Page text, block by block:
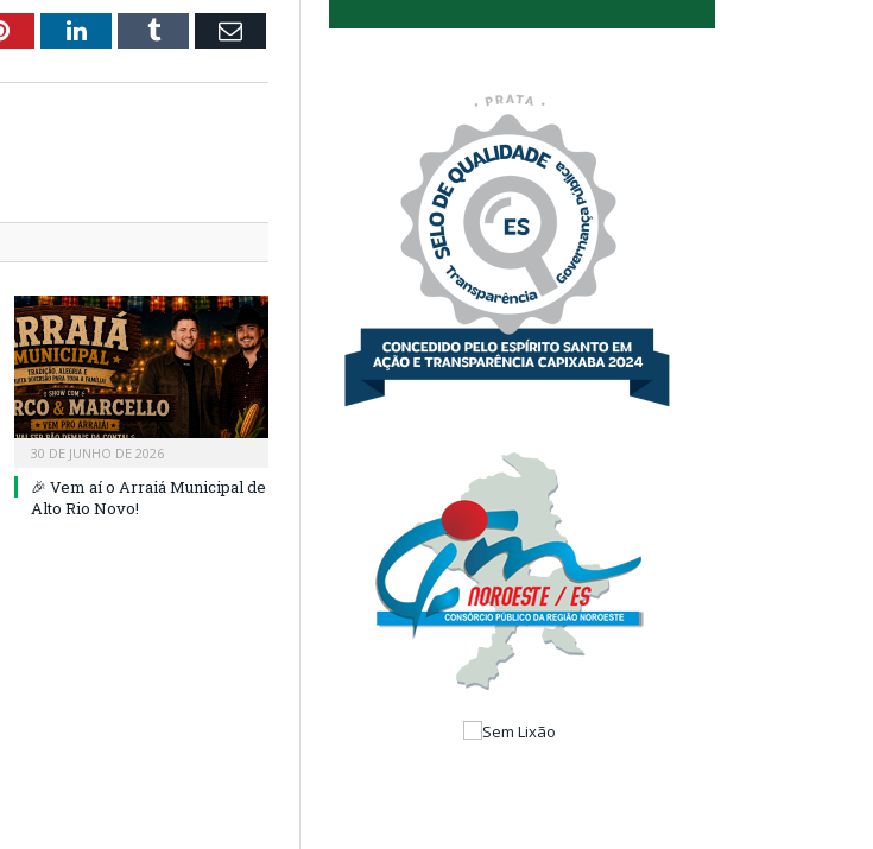
PinterestLinkedInTumblr Email
30 DE JUNHO DE 2026
🎉 Vem aí o Arraiá Municipal de
Alto Rio Novo!